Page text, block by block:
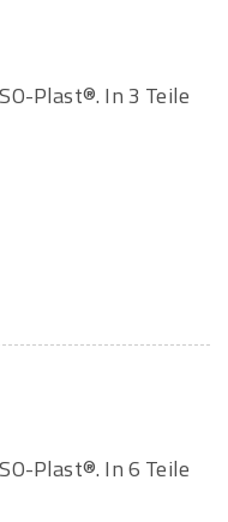
Plast®. In 3 Teile
Plast®. In 6 Teile